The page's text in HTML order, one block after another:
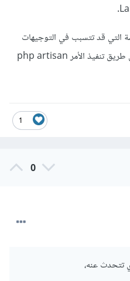
التي قد تتسبب في التوجيهات
المتكررة، فقم بمسح ملفات الجلسة عن طريق تنفيذ الأمر php artisan
1
0
تتحدث عنه،